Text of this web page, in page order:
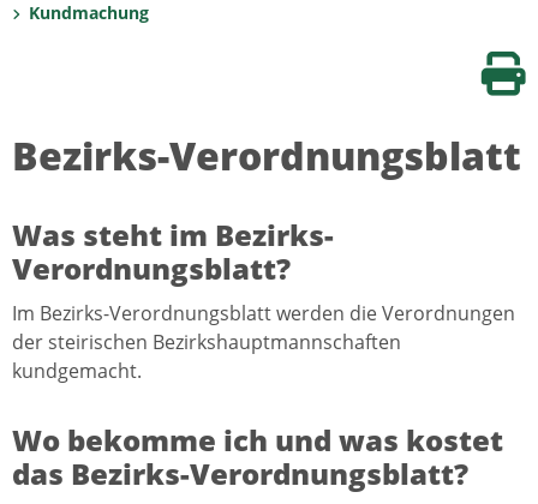
Kundmachung
Bezirks-Verordnungsblatt
Was steht im Bezirks-
Verordnungsblatt?
Im Bezirks-Verordnungsblatt werden die Verordnungen
der steirischen Bezirkshauptmannschaften
kundgemacht.
Wo bekomme ich und was kostet
das Bezirks-Verordnungsblatt?